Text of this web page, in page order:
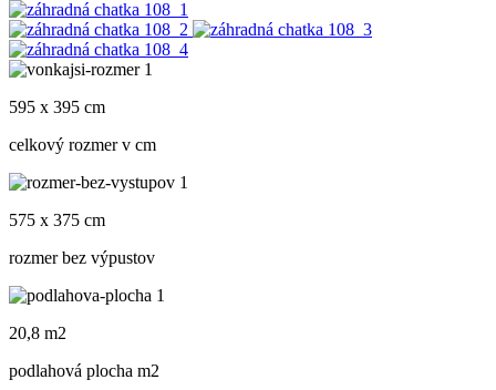
595 x 395 cm
celkový rozmer v cm
575 x 375 cm
rozmer bez výpustov
20,8 m2
podlahová plocha m2